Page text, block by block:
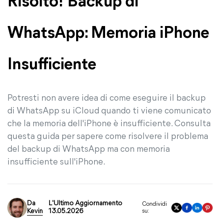
WhatsApp: Memoria iPhone
Insufficiente
Potresti non avere idea di come eseguire il backup
di WhatsApp su iCloud quando ti viene comunicato
che la memoria dell'iPhone è insufficiente. Consulta
questa guida per sapere come risolvere il problema
del backup di WhatsApp ma con memoria
insufficiente sull'iPhone.
Da
Kevin
L'Ultimo Aggiornamento
13.05.2026
Condividi
su: